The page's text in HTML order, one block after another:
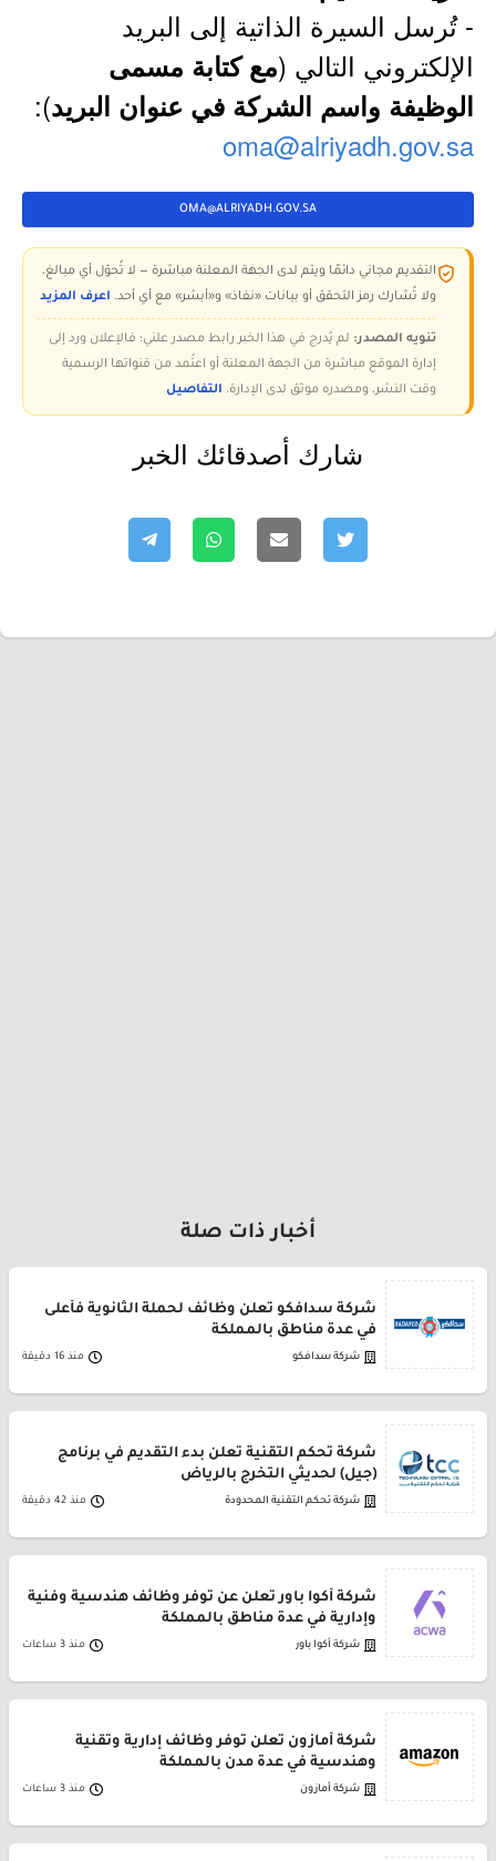
- تُرسل السيرة الذاتية إلى البريد
الإلكتروني التالي (مع كتابة مسمى
الوظيفة واسم الشركة في عنوان البريد):
oma@alriyadh.gov.sa
OMA@ALRIYADH.GOV.SA
التقديم مجاني دائمًا ويتم لدى الجهة المعلنة مباشرة — لا تُحوّل أي مبالغ،
ولا تُشارك رمز التحقق أو بيانات «نفاذ» و«أبشر» مع أي أحد. اعرف المزيد
تنويه المصدر: لم يُدرج في هذا الخبر رابط مصدر علني؛ فالإعلان ورد إلى
إدارة الموقع مباشرة من الجهة المعلنة أو اعتُمد من قنواتها الرسمية
وقت النشر، ومصدره موثق لدى الإدارة. التفاصيل
شارك أصدقائك الخبر
أخبار ذات صلة
شركة سدافكو تعلن وظائف لحملة الثانوية فأعلى
في عدة مناطق بالمملكة
شركة سدافكو منذ 16 دقيقة
شركة تحكم التقنية تعلن بدء التقديم في برنامج
(جيل) لحديثي التخرج بالرياض
شركة تحكم التقنية المحدودة منذ 42 دقيقة
شركة أكوا باور تعلن عن توفر وظائف هندسية وفنية
وإدارية في عدة مناطق بالمملكة
شركة أكوا باور منذ 3 ساعات
شركة أمازون تعلن توفر وظائف إدارية وتقنية
وهندسية في عدة مدن بالمملكة
شركة أمازون منذ 3 ساعات